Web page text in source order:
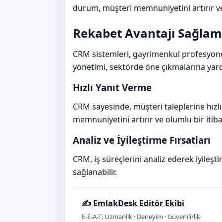
durum, müşteri memnuniyetini artırır
Rekabet Avantajı
CRM sistemleri, gayrimenkul
yönetimi, sektörde öne çıkmalarına
Hızlı Yanıt Verme
CRM sayesinde, müşteri taleplerine
memnuniyetini artırır ve olumlu bir
Analiz ve İyileştirme Fırsatları
CRM, iş süreçlerini analiz ederek
sağlanabilir.
✍️ EmlakDesk Editör Ekibi
E-E-A-T: Uzmanlık · Deneyim · Güvenilirlik